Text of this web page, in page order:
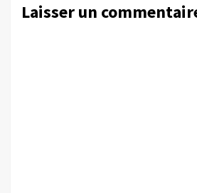
Laisser un